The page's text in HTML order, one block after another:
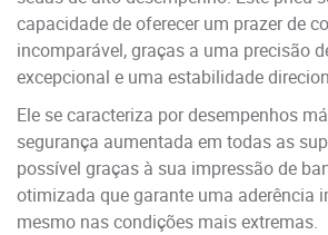
capacidade de oferecer um prazer de
incomparável, graças a uma precisão
excepcional e uma estabilidade
Ele se caracteriza por desempenhos
segurança aumentada em todas as
possível graças à sua impressão de
otimizada que garante uma aderência
mesmo nas condições mais extremas.